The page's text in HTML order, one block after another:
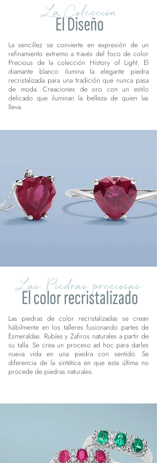
La Colección
El Diseño
La sencillez se convierte en expresión de un
refinamiento extremo a través del foco de color
Precious de la colección History of Light. El
diamante blanco ilumina la elegante piedra
recristalizada para una tradición que nunca pasa
de moda. Creaciones de oro con un estilo
delicado que iluminan la belleza de quien las
lleva.
Las Piedras preciosas
El color recristalizado
Las piedras de color recristalizadas se crean
hábilmente en los talleres fusionando partes de
Esmeraldas. Rubíes y Zafiros naturales a partir de
su talla. Se crea un proceso ad hoc para darles
nueva vida en una piedra con sentido. Se
diferencia de la sintética en que esta última no
procede de piedras naturales.